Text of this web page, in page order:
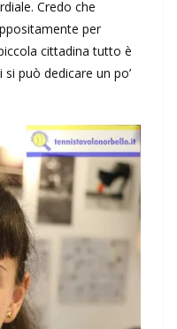
Credo che
per
cittadina tutto è
può dedicare un po’